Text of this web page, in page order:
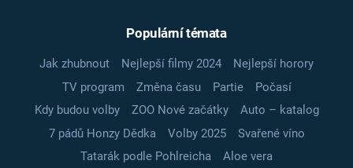
Populární témata
Jak zhubnout Nejlepší filmy 2024
Nejlepší horory
TV program
Změna času Partie
Počasí
Kdy budou volby
ZOO Nové začátky
Auto – katalog
7 pádů Honzy Dědka
Volby 2025
Svařené víno
Tatarák podle Pohlreicha
Aloe vera